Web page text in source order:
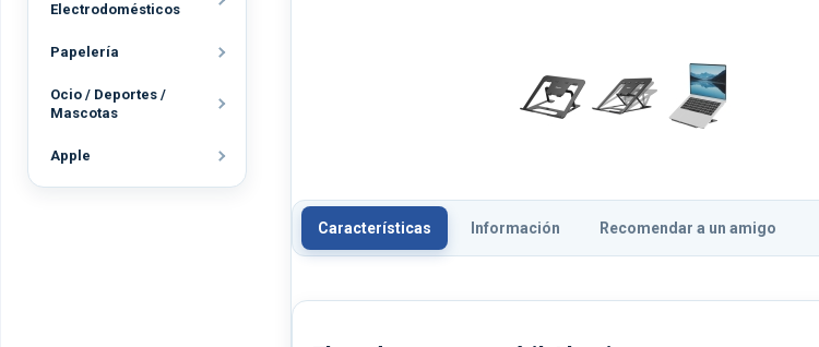
Electrodomésticos
Papelería
Ocio / Deportes /
Mascotas
Apple
Características Información Recomendar a un amigo